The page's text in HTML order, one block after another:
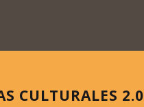
CULTURALES 2.0